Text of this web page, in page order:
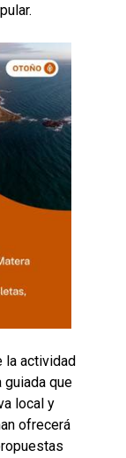
la actividad
guiada que
local y
ofrecerá